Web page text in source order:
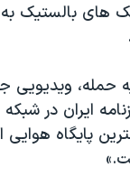
های بالستیک به
حمله،
ایران در
پایگاه